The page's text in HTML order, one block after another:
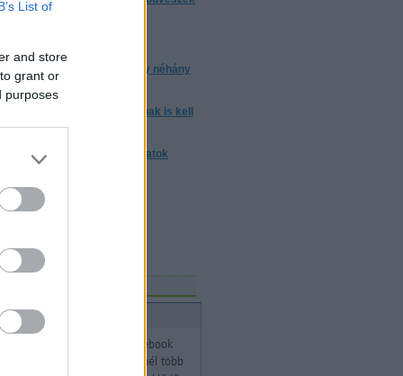
List of
and store
grant or
purposes
a bizonyos 10 000 óra, avagy néhány
a gyakorlásról
elég ártatlannak lenni. Annak is kell
trükköt! - trükkmagyarázatok
keres!
hete